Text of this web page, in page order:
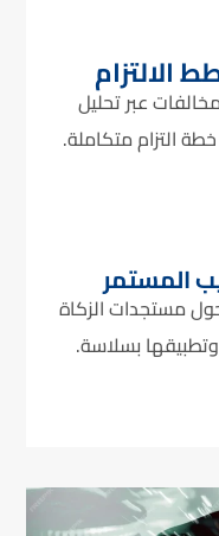
الالتزام
عبر تحليل
التزام متكاملة.
المستمر
مستجدات الزكاة
بسلاسة.